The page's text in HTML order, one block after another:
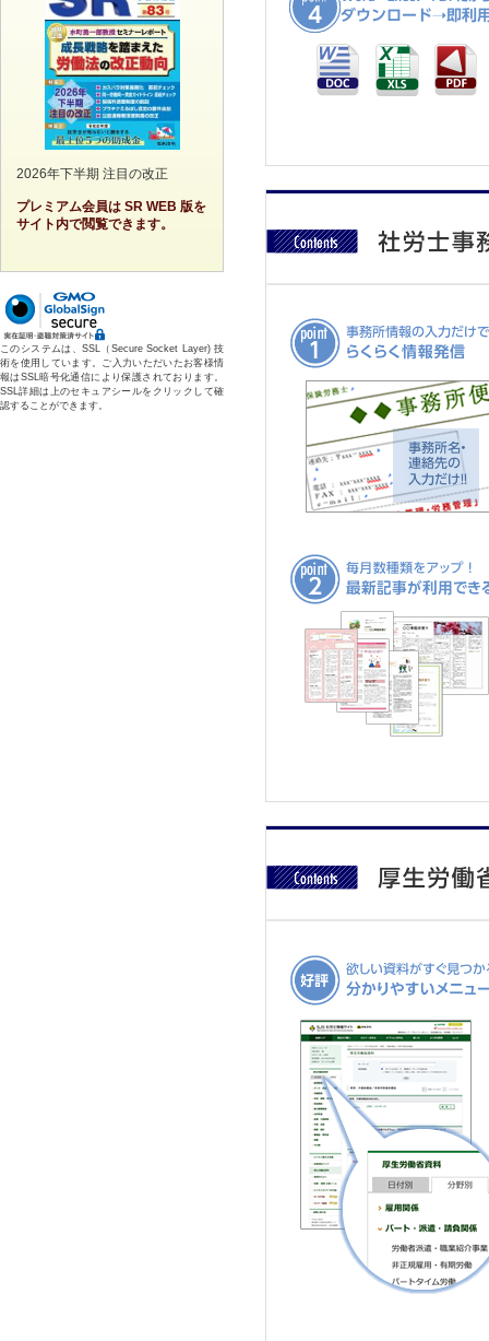
2026年下半期 注目の改正
プレミアム会員は SR WEB 版を
サイト内で閲覧できます。
このシステムは、SSL（Secure Socket Layer) 技
術を使用しています。ご入力いただいたお客様情
報はSSL暗号化通信により保護されております。
SSL詳細は上のセキュアシールをクリックして確
認することができます。